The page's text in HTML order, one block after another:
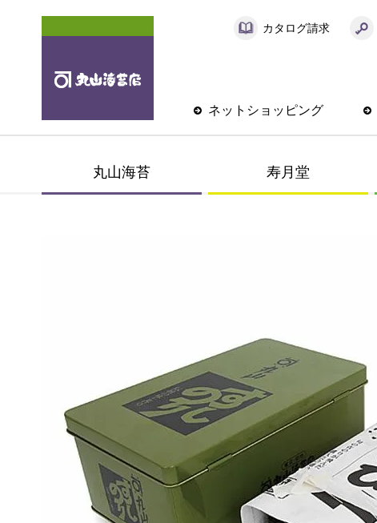
カタログ請求
ネットショッピング
丸山海苔 寿月堂